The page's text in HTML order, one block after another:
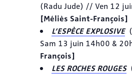
(Radu Jude) // Ven 12
[Méliès Saint-François]
L’ESPÈCE EXPLOSIVE
Sam 13 juin 14h00 &
François]
LES ROCHES ROUGES